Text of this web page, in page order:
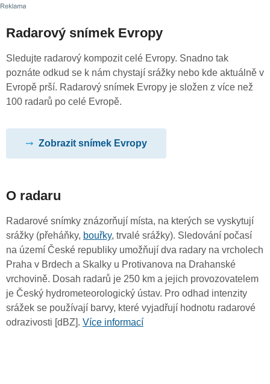
Radarový snímek Evropy
Sledujte radarový kompozit celé Evropy. Snadno tak
poznáte odkud se k nám chystají srážky nebo kde aktuálně v
Evropě prší. Radarový snímek Evropy je složen z více než
100 radarů po celé Evropě.
Zobrazit snímek Evropy
O radaru
Radarové snímky znázorňují místa, na kterých se vyskytují
srážky (přeháňky, bouřky, trvalé srážky). Sledování počasí
na území České republiky umožňují dva radary na vrcholech
Praha v Brdech a Skalky u Protivanova na Drahanské
vrchovině. Dosah radarů je 250 km a jejich provozovatelem
je Český hydrometeorologický ústav. Pro odhad intenzity
srážek se používají barvy, které vyjadřují hodnotu radarové
odrazivosti [dBZ]. Více informací